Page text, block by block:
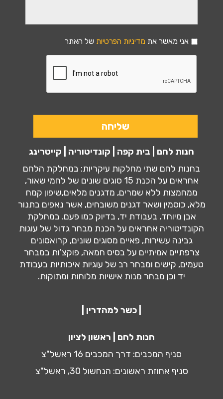
אני מאשר את מדיניות הפרטיות של האתר
חנות לחם | בית קפה | קונדיטוריה | קייטרינג
בחנות לחם שתי מחלקות עיקריות: במחלקת הלחם
אחראים על הכנת 15 סוגים שונים של לחמי שאור,
ממחמצות ללא שמרים, מדגנים מלאים,שיפון קמח
מלא, כוסמין ושאר דגנים משובחים, אשר נאפים בתנור
אבן מיוחד, בעבודת יד, בדיוק כמו פעם. במחלקת
הקונדיטוריה אחראים על הכנת מבחר גדול של עוגות
גבינה עשירות, פאיים מסוגים שונים, קרואסונים
צרפתיים אמיתיים על בסיס חמאה, פוקצ'ות במבחר
טעמים, קישים ומבחר רב של עוגיות איכותיות בעבודת
יד וכן מבחר מנות אישיות מלוחות ומתוקות.
| כשר למהדרין |
חנות לחם | ראשון לציון
סניף המכבים: דרך המכבים 16 ראשל"צ
סניף אחוזת ראשונים: הנחשול 30, ראשל"צ